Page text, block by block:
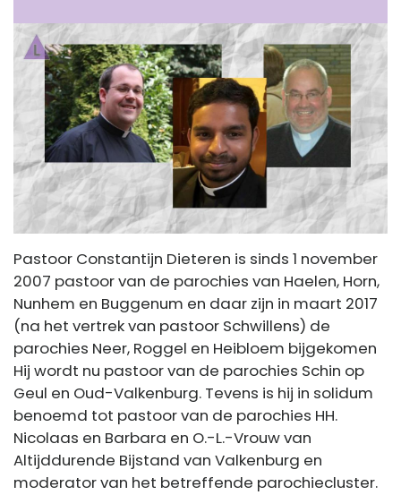
Pastoor Constantijn Dieteren is sinds 1 november
2007 pastoor van de parochies van Haelen, Horn,
Nunhem en Buggenum en daar zijn in maart 2017
(na het vertrek van pastoor Schwillens) de
parochies Neer, Roggel en Heibloem bijgekomen
Hij wordt nu pastoor van de parochies Schin op
Geul en Oud-Valkenburg. Tevens is hij in solidum
benoemd tot pastoor van de parochies HH.
Nicolaas en Barbara en O.-L.-Vrouw van
Altijddurende Bijstand van Valkenburg en
moderator van het betreffende parochiecluster.